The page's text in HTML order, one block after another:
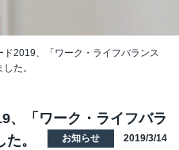
ド2019、「ワーク・ライフバランス
た。
、「ワーク・ライフバラ
。
お知らせ 2019/3/14